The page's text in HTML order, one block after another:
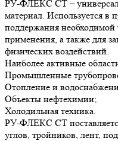
РУ-ФЛЕКС СТ –
материал. Используется в
поддержания необходимой
применения, а также для
физических воздействий.
Наиболее активные
Промышленные
Отопление и
Объекты нефтехимии;
Холодильная техника.
РУ-ФЛЕКС СТ
углов, тройников, лент,